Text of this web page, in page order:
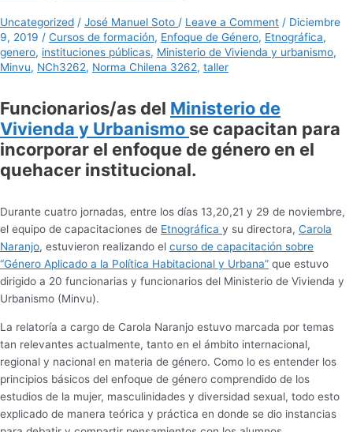
Uncategorized / José Manuel Soto / Leave a Comment / Diciembre
9, 2019 / Cursos de formación, Enfoque de Género, Etnográfica,
genero, instituciones públicas, Ministerio de Vivienda y urbanismo,
Minvu, NCh3262, Norma Chilena 3262, taller
Funcionarios/as del Ministerio de
Vivienda y Urbanismo se capacitan para
incorporar el enfoque de género en el
quehacer institucional.
Durante cuatro jornadas, entre los días 13,20,21 y 29 de noviembre,
el equipo de capacitaciones de Etnográfica y su directora, Carola
Naranjo, estuvieron realizando el curso de capacitación sobre
“Género Aplicado a la Política Habitacional y Urbana” que estuvo
dirigido a 20 funcionarias y funcionarios del Ministerio de Vivienda y
Urbanismo (Minvu).
La relatoría a cargo de Carola Naranjo estuvo marcada por temas
tan relevantes actualmente, tanto en el ámbito internacional,
regional y nacional en materia de género. Como lo es entender los
principios básicos del enfoque de género comprendido de los
estudios de la mujer, masculinidades y diversidad sexual, todo esto
explicado de manera teórica y práctica en donde se dio instancias